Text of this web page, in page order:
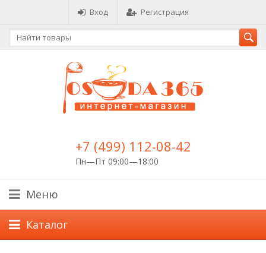
Вход Регистрация
+7 (499) 112-08-42
Пн—Пт 09:00—18:00
Меню
Каталог